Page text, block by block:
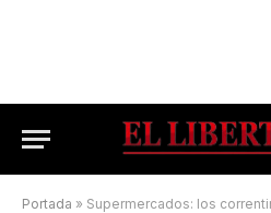
Portada » Supermercados: los correntinos están